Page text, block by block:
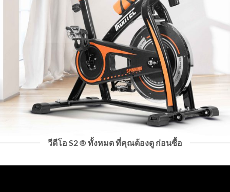
วีดีโอ S2 ® ทั้งหมด ที่คุณต้องดู ก่อนซื้อ